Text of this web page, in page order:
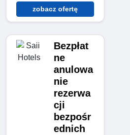
zobacz ofertę
Bezpłat
ne
anulowa
nie
rezerwa
cji
bezpośr
ednich